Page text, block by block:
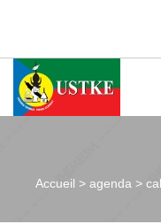
Accueil >agenda >